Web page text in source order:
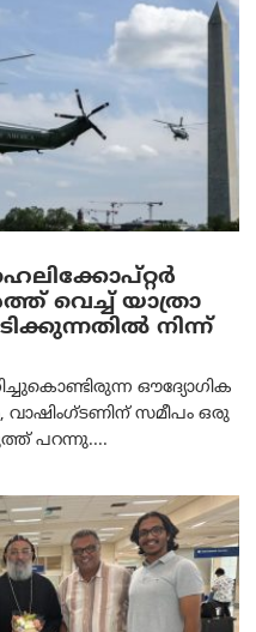
വെച്ച് യാത്രാ
നിന്ന്
ഔദ്യോഗിക
സമീപം ഒരു
പറന്നു....